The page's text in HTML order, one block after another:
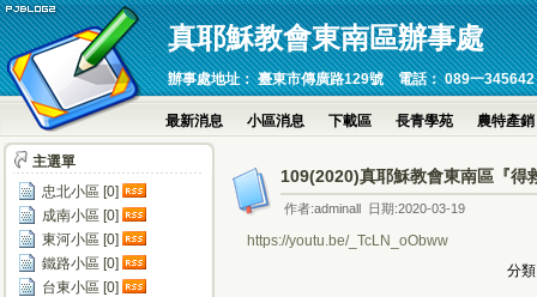
真耶穌教會東南區辦事處
辦事處地址： 臺東市傳廣路129號 電話： 089一
最新消息 小區消息 下載區 長青學苑 農特產銷
109(2020)真耶穌教會東南區『得
作者:adminall 日期:2020-03-19
https://youtu.be/_TcLN_oObww
分
主選單
忠北小區 [0]
成南小區 [0]
東河小區 [0]
鐵路小區 [0]
台東小區 [0]